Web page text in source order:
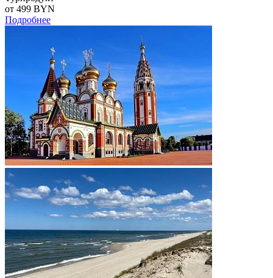
от 499 BYN
Подробнее